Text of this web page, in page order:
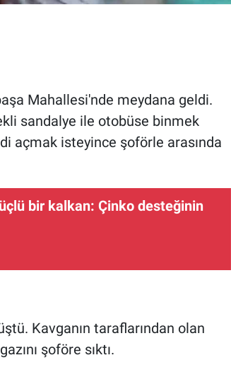
Mahallesi'nde meydana geldi.
sandalye ile otobüse binmek
açmak isteyince şoförle arasında
bir kalkan: Çinko desteğinin
Kavganın taraflarından olan
şoföre sıktı.